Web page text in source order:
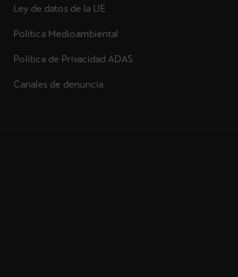
Ley de datos de la UE
Política Medioambiental
Política de Privacidad ADAS
Canales de denuncia